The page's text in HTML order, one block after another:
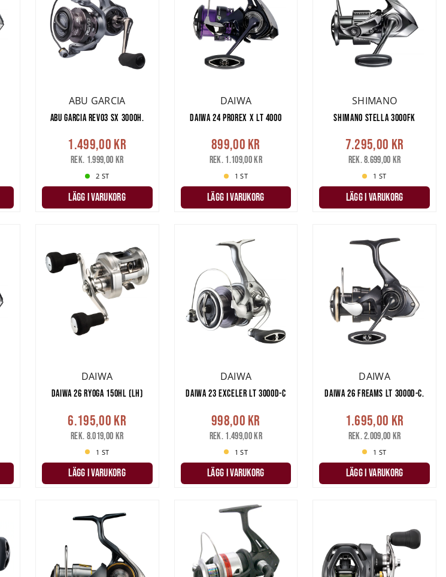
ABU GARCIA
ABU GARCIA REVO3 SX 3000H.
1.499,00 kr
Rek. 1.999,00 kr
2 ST
LÄGG I VARUKORG
DAIWA
DAIWA 24 PROREX X LT 4000
899,00 kr
Rek. 1.109,00 kr
1 ST
LÄGG I VARUKORG
SHIMANO
SHIMANO STELLA 3000FK
7.295,00 kr
Rek. 8.699,00 kr
1 ST
LÄGG I VARUKORG
DAIWA
DAIWA 26 RYOGA 150HL (LH)
6.195,00 kr
Rek. 8.019,00 kr
1 ST
LÄGG I VARUKORG
DAIWA
DAIWA 23 EXCELER LT 3000D-C
998,00 kr
Rek. 1.499,00 kr
1 ST
LÄGG I VARUKORG
DAIWA
DAIWA 26 FREAMS LT 3000D-C.
1.695,00 kr
Rek. 2.009,00 kr
1 ST
LÄGG I VARUKORG